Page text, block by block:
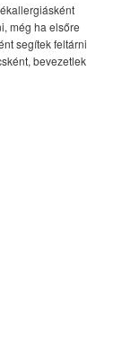
még ha elsőre
segítek feltárni
bevezetlek